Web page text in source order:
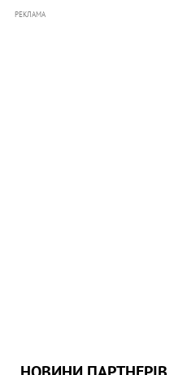
РЕКЛАМА